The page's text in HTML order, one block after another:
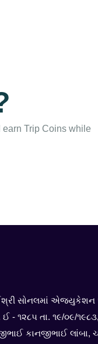
earn Trip Coins while
સોનલમાં એજ્યુકેશન
ઈ - ૧૨૮૫ તા. ૧૯/૦૯/૧૯૮૩,
કાનજીભાઈ લાંબા,